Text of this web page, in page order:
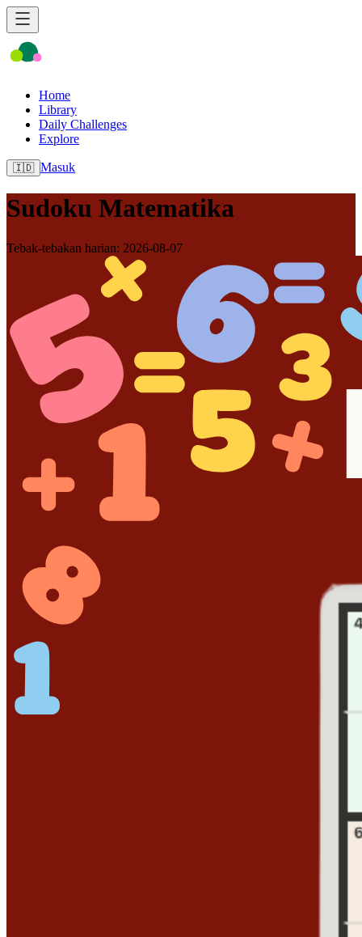
Home
Library
Daily Challenges
Explore
🇮🇩 Masuk
Sudoku Matematika
Tebak-tebakan harian: 2026-08-07